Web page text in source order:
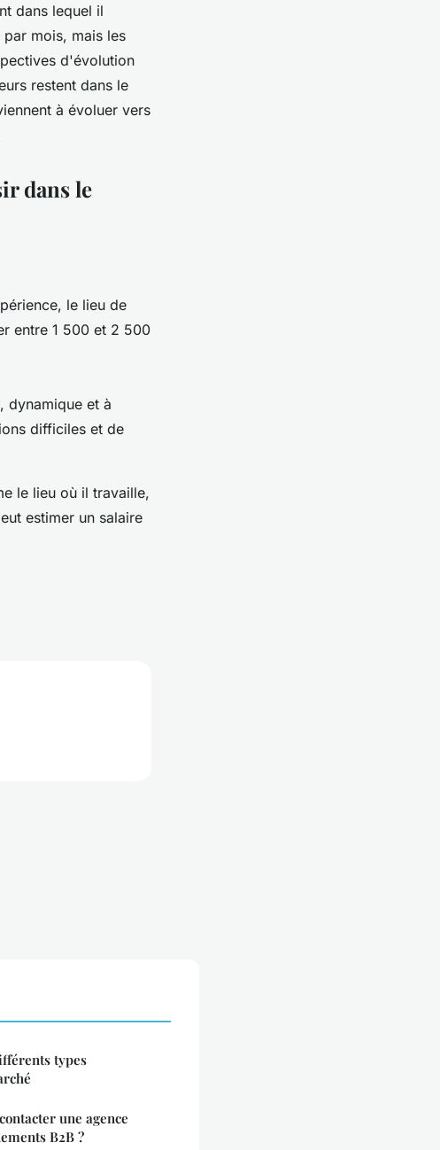
dans lequel il
mois, mais les
d'évolution
restent dans le
à évoluer vers
dans le
le lieu de
entre 1 500 et 2 500
dynamique et à
difficiles et de
le lieu où il travaille,
estimer un salaire
types
une agence
B2B ?